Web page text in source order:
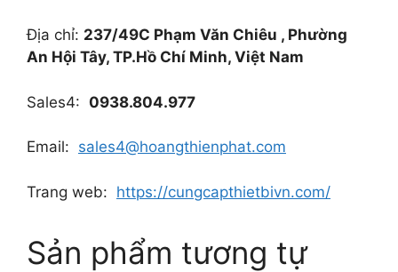
Địa chỉ: 237/49C Phạm Văn Chiêu , Phường
An Hội Tây, TP.Hồ Chí Minh, Việt Nam
Sales4: 0938.804.977
Email: sales4@hoangthienphat.com
Trang web: https://cungcapthietbivn.com/
Sản phẩm tương tự